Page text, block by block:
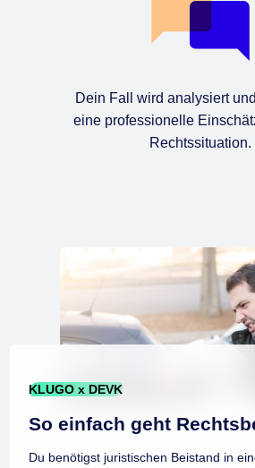
Dein Fall wird analysiert
eine professionelle
Rechtssituation.
KLUGO x DEVK
So einfach geht
Du benötigst juristischen Beistand in